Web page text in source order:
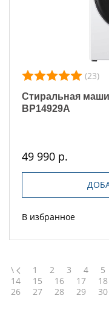
(23)
Стиральная
BP14929A
49 990 р.
В избранное
\ 1 2 3 4 5
14
15 16 17 18
26
27 28 29 30